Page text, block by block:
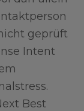
geprüft
Intent
Best